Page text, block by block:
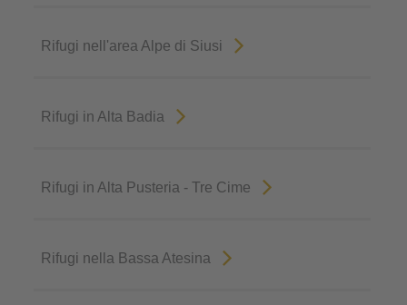
Rifugi nell'area Alpe di Siusi
Rifugi in Alta Badia
Rifugi in Alta Pusteria - Tre Cime
Rifugi nella Bassa Atesina